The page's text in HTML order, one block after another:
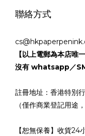
聯絡方式
【以上電郵為本店唯
沒有 whatsapp／
註冊地址：香港特別
（僅作商業登記用途
【恕無保養】收貨